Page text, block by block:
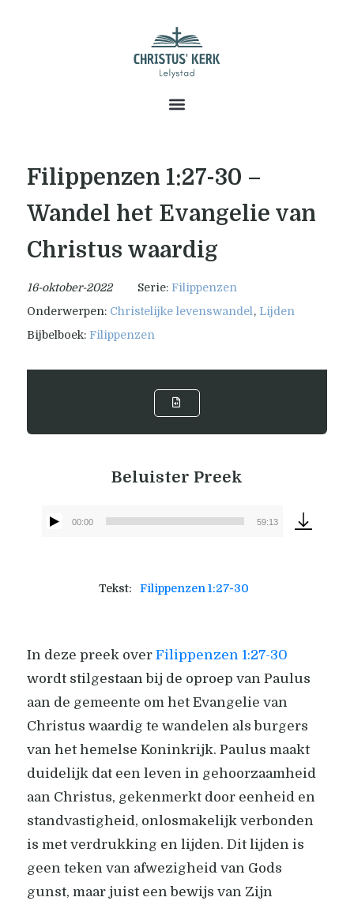
Filippenzen 1:27-30 –
Wandel het Evangelie van
Christus waardig
16-oktober-2022 Serie: Filippenzen
Onderwerpen: Christelijke levenswandel, Lijden
Bijbelboek: Filippenzen
Beluister Preek
00:00 59:13
Tekst: Filippenzen 1:27-30
In deze preek over Filippenzen 1:27-30
wordt stilgestaan bij de oproep van Paulus
aan de gemeente om het Evangelie van
Christus waardig te wandelen als burgers
van het hemelse Koninkrijk. Paulus maakt
duidelijk dat een leven in gehoorzaamheid
aan Christus, gekenmerkt door eenheid en
standvastigheid, onlosmakelijk verbonden
is met verdrukking en lijden. Dit lijden is
geen teken van afwezigheid van Gods
gunst, maar juist een bewijs van Zijn